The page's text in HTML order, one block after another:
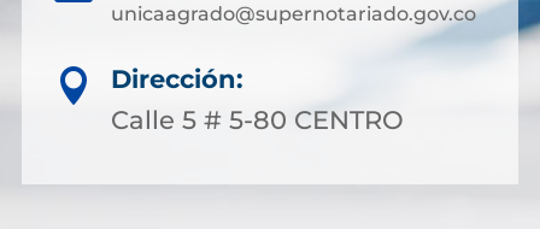
unicaagrado@supernotariado.gov.co

Dirección:
Calle 5 # 5-80 CENTRO